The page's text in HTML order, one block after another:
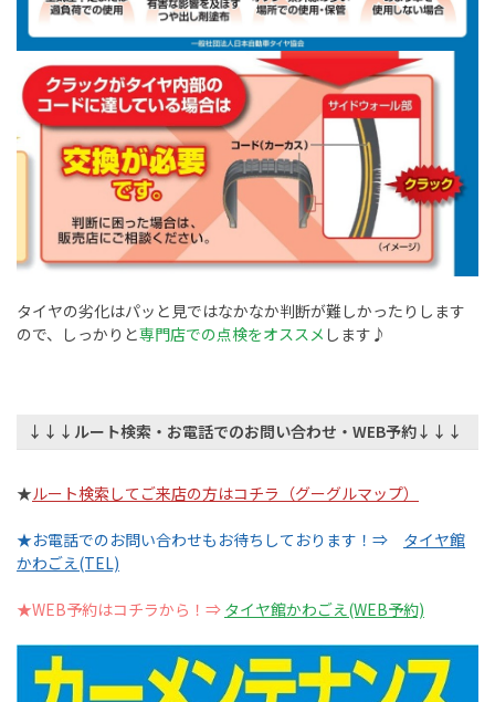
タイヤの劣化はパッと見ではなかなか判断が難しかったりします
ので、しっかりと専門店での点検をオススメ します♪
↓↓↓ルート検索・お電話でのお問い合わせ・WEB予約↓↓↓
★ルート検索してご来店の方はコチラ（グーグルマップ）
★お電話でのお問い合わせもお待ちしております！⇒
タイヤ館
かわごえ(TEL)
★WEB予約はコチラから！⇒ タイヤ館かわごえ(WEB予約)